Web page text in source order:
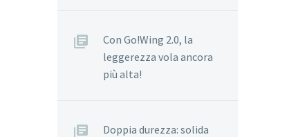
Con Go!Wing 2.0, la
leggerezza vola ancora
più alta!
Doppia durezza: solida